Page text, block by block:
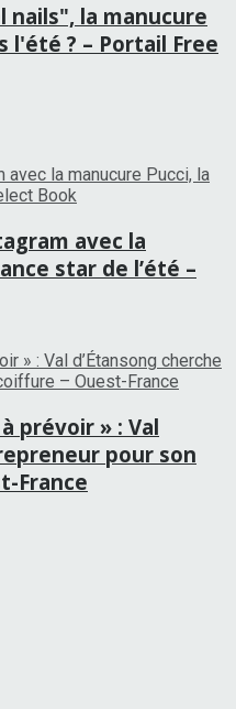
nails", la manucure
l'été ? – Portail Free
avec la
star de l’été –
prévoir » : Val
pour son
France